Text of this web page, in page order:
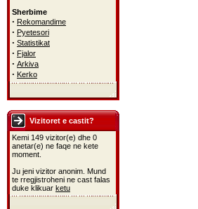
Sherbime
· Rekomandime
· Pyetesori
· Statistikat
· Fjalor
· Arkiva
· Kerko
Vizitoret e castit?
Kemi 149 vizitor(e) dhe 0
anetar(e) ne faqe ne kete
moment.
Ju jeni vizitor anonim. Mund
te rregjistroheni ne cast falas
duke klikuar ketu